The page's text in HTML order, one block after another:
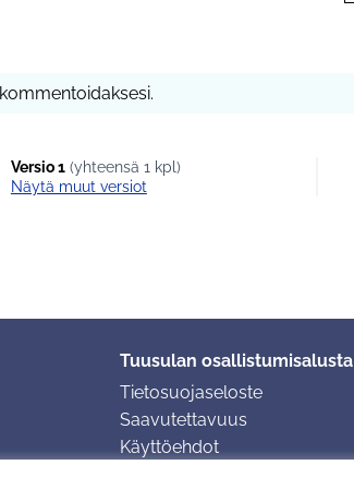
kommentoidaksesi.
Versio 1(yhteensä 1 kpl)
näytä muut versiot
Tuusulan osallistumisalusta
Tietosuojaseloste
Saavutettavuus
Käyttöehdot